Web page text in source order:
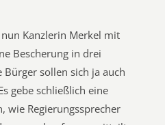
Kanzlerin Merkel mit
Bescherung in drei
Bürger sollen sich ja auch
gebe schließlich eine
wie Regierungssprecher